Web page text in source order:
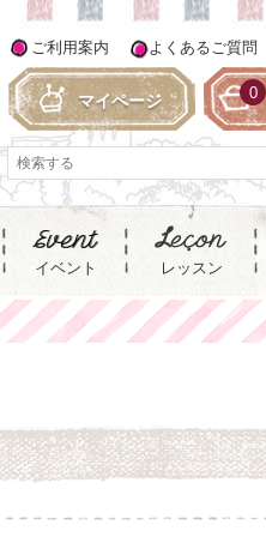
イベント レッスン
ご利用案内 よくあるご質問
マイページ 0